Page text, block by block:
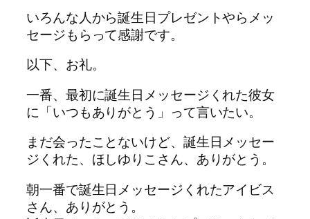
いろんな人から誕生日プレゼントやらメッ
セージもらって感謝です。
以下、お礼。
一番、最初に誕生日メッセージくれた彼女
に「いつもありがとう」って言いたい。
まだ会ったことないけど、誕生日メッセー
ジくれた、ほしゆりこさん、ありがとう。
朝一番で誕生日メッセージくれたアイビス
さん、ありがとう。